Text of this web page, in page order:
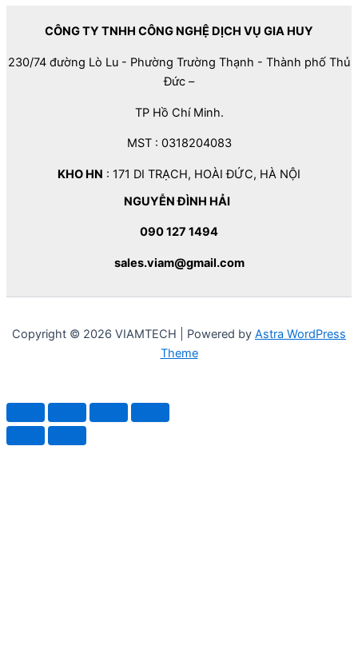
CÔNG TY TNHH CÔNG NGHỆ DỊCH VỤ GIA HUY
230/74 đường Lò Lu - Phường Trường Thạnh - Thành phố Thủ
Đức –
TP Hồ Chí Minh.
MST : 0318204083
KHO HN : 171 DI TRẠCH, HOÀI ĐỨC, HÀ NỘI
NGUYỄN ĐÌNH HẢI
090 127 1494
sales.viam@gmail.com
Copyright © 2026 VIAMTECH | Powered by Astra WordPress
Theme